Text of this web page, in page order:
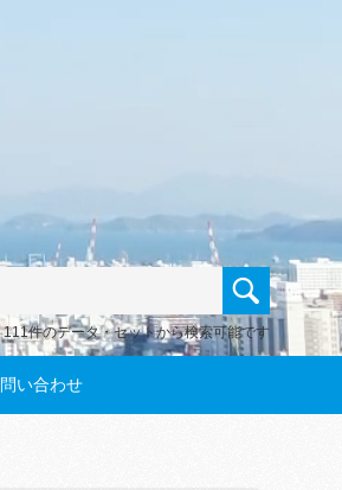
111件のデータ・セットから検索可能です
い合わせ